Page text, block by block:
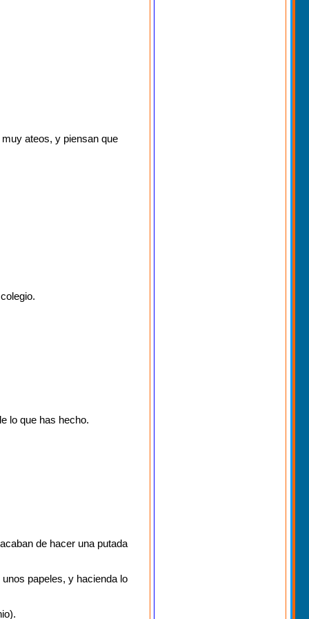
ateos, y piensan que
lo que has hecho.
de hacer una putada
papeles, y hacienda lo